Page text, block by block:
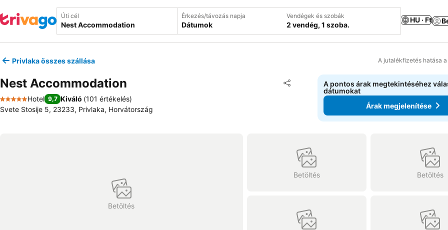
Úti cél Érkezés/távozás napja
Dátumok
Vendégek és szobák
2 vendég, 1 szoba.
HU · Ft
Privlaka összes szállása A jutalékfizetés hatása
Nest Accommodation Megosztás
Hozzáadás a kedvencekhez
5 Kategória
Hotel 9,7 Kiváló (101 értékelés)
Svete Stosije 5, 23233, Privlaka, Horvátország
A pontos árak megtekintéséhez
dátumokat
Árak megjelenítése
Betöltés
Betöltés Betöltés